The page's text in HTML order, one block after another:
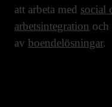
att arbeta med social
arbetsintegration
av boendelösningar.